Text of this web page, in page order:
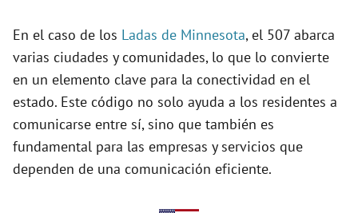
y
V
i
d
En el caso de los Ladas de Minnesota, el 507 abarca
varias ciudades y comunidades, lo que lo convierte
en un elemento clave para la conectividad en el
estado. Este código no solo ayuda a los residentes a
comunicarse entre sí, sino que también es
fundamental para las empresas y servicios que
dependen de una comunicación eficiente.